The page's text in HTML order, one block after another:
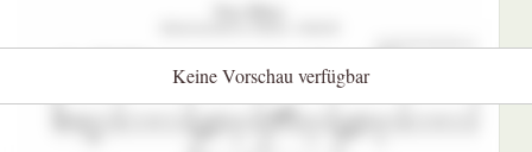
Keine Vorschau verfügbar